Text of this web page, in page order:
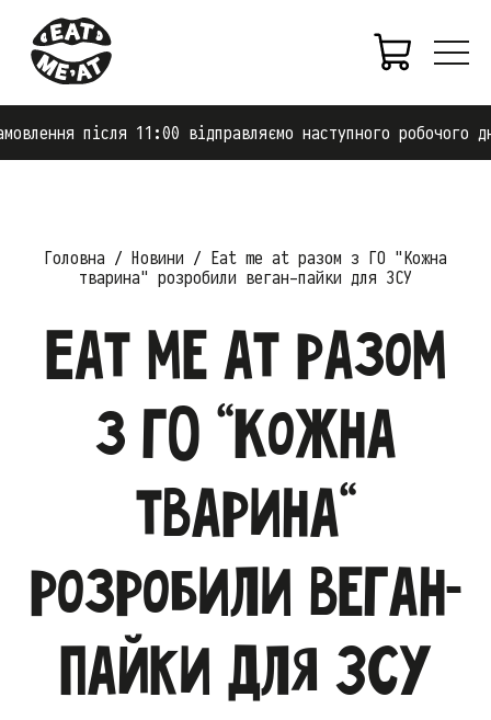
після 11:00 відправляємо наступного робочого дня.
Головна Новини
Eat me at разом з ГО "Кожна
тварина" розробили веган-пайки для ЗСУ
Eat me at разом
з ГО "Кожна
тварина"
розробили веган-
пайки для ЗСУ